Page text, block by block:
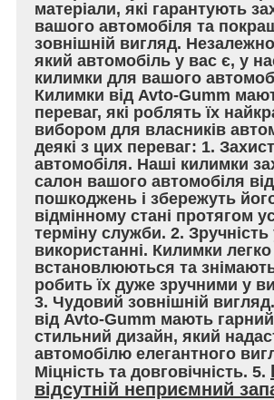
матеріали, які гарантують
вашого автомобіля та
зовнішній вигляд. Незалежно
який автомобіль у вас є, у
килимки для вашого
Килимки від Avto-Gumm
переваг, які роблять їх
вибором для власників
деякі з цих переваг: 1.
автомобіля. Наші килимки
салон вашого автомобіля від
пошкоджень і збережуть
відмінному стані протягом
терміну служби. 2. Зручність
використанні. Килимки легко
встановлюються та
робить їх дуже зручними у
3. Чудовий зовнішній
від Avto-Gumm мають
стильний дизайн, який
автомобілю елегантного
Міцність та довговічність. 5.
відсутній неприємний